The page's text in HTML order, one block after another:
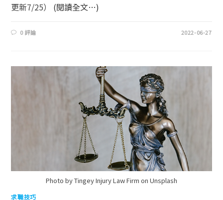
更新7/25） (閱讀全文…)
0 評論 2022-06-27
Photo by Tingey Injury Law Firm on Unsplash
求職技巧